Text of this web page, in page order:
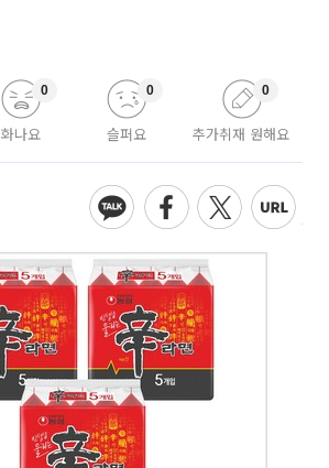
화나요
0
슬퍼요
0
추가취재 원해요
0